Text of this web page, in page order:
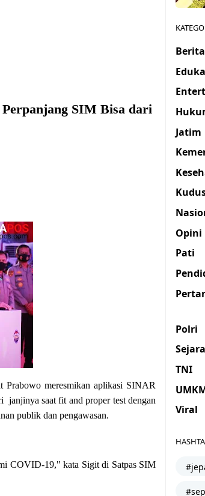
SIM Bisa dari
meresmikan aplikasi SINAR
saat fit and proper test dengan
publik dan pengawasan.
COVID-19," kata Sigit di Satpas SIM
Berita
Jatim
Opini
Pati
Polri
TNI
Viral